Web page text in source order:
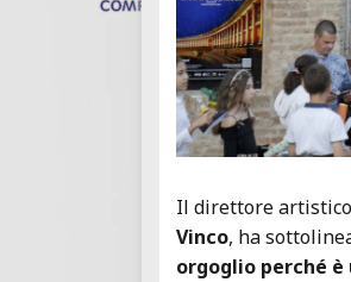
Il direttore
Vinco, ha
orgoglio perché